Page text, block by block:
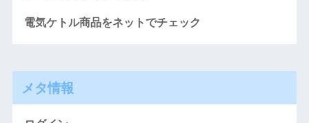
電気ケトル商品をネットでチェック
メタ情報